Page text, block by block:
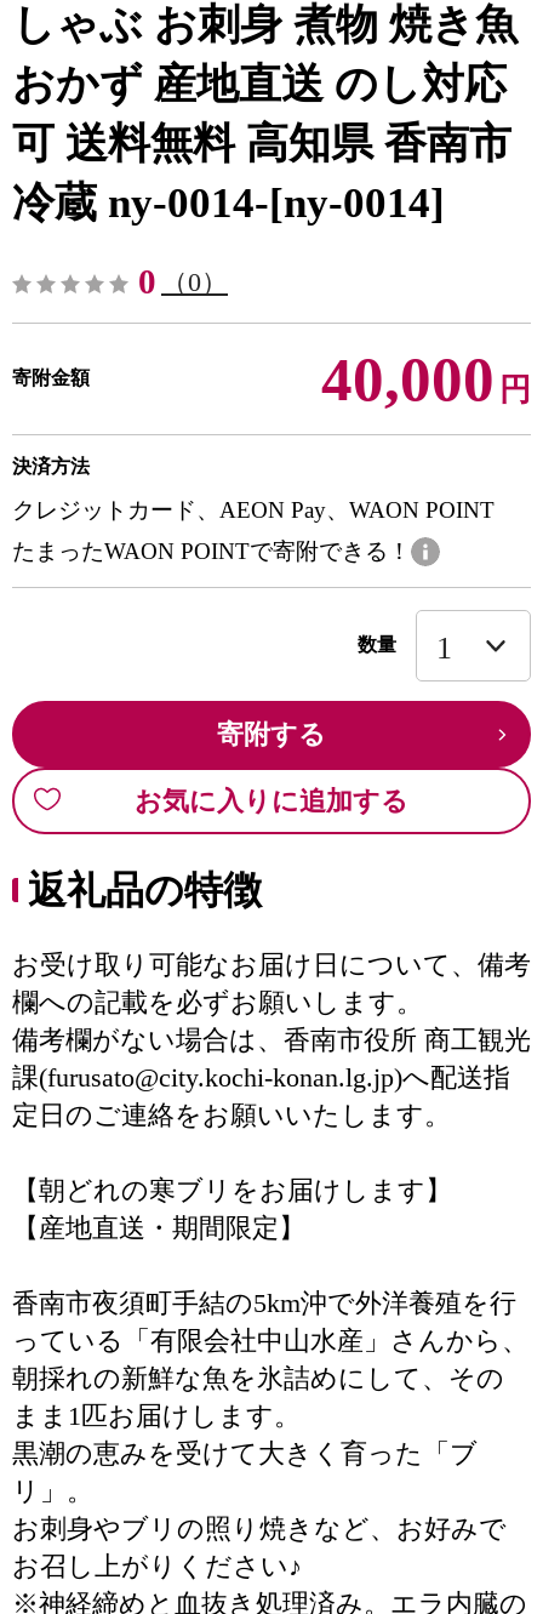
しゃぶ お刺身 煮物 焼き魚
おかず 産地直送 のし対応
可 送料無料 高知県 香南市
冷蔵 ny-0014-[ny-0014]
0 （0）
寄附金額 40,000 円
決済方法
クレジットカード、AEON Pay、WAON POINT
たまったWAON POINTで寄附できる！
数量
寄附する
お気に入りに追加する
返礼品の特徴
お受け取り可能なお届け日について、備考
欄への記載を必ずお願いします。
備考欄がない場合は、香南市役所 商工観光
課(furusato@city.kochi-konan.lg.jp)へ配送指
定日のご連絡をお願いいたします。
【朝どれの寒ブリをお届けします】
【産地直送・期間限定】
香南市夜須町手結の5km沖で外洋養殖を行
っている「有限会社中山水産」さんから、
朝採れの新鮮な魚を氷詰めにして、その
まま1匹お届けします。
黒潮の恵みを受けて大きく育った「ブ
リ」。
お刺身やブリの照り焼きなど、お好みで
お召し上がりください♪
※神経締めと血抜き処理済み。エラ内臓の